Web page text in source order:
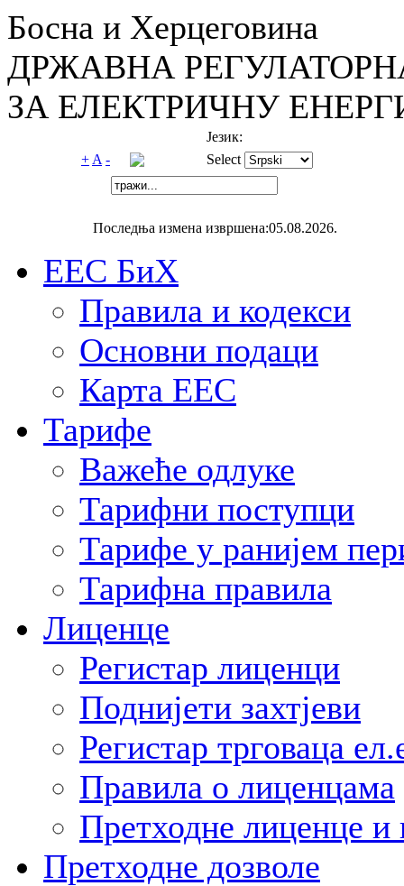
Босна и Херцеговина
ДРЖАВНА
ЗА ЕЛЕКТРИЧНУ
Језик:
+ A - Select
Последња измена извршена:05.08.2026.
ЕЕС БиХ
Правила и кодекси
Основни подаци
Карта ЕЕС
Тарифе
Важеће одлуке
Тарифни поступци
Тарифе у ранијем
Тарифна правила
Лиценце
Регистар лиценци
Поднијети захтјеви
Регистар трговаца
Правила о лиценцама
Претходне лиценце и
Претходне дозволе